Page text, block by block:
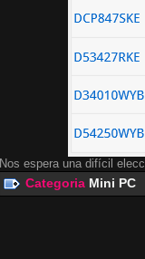
Nos espera una difícil
Categoria Mini PC